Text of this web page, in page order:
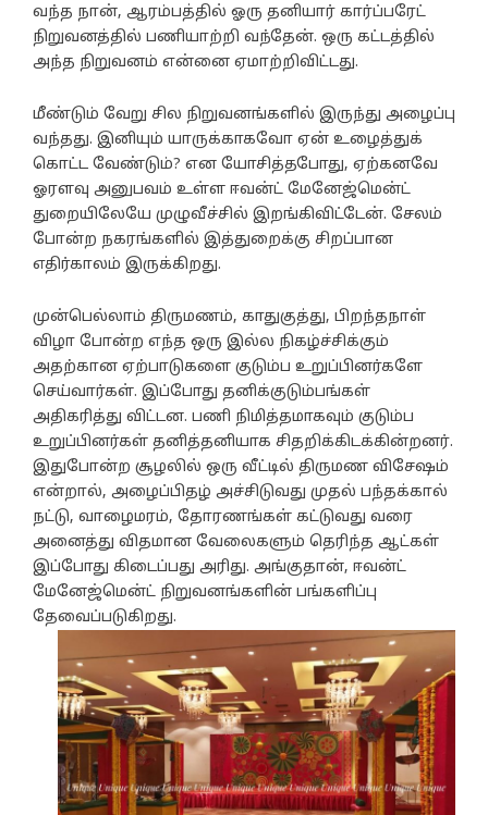
வந்த நான், ஆரம்பத்தில் ஓரு தனியார் கார்ப்பரேட்
நிறுவனத்தில் பணியாற்றி வந்தேன். ஒரு கட்டத்தில்
அந்த நிறுவனம் என்னை ஏமாற்றிவிட்டது.
மீண்டும் வேறு சில நிறுவனங்களில் இருந்து அழைப்பு
வந்தது. இனியும் யாருக்காகவோ ஏன் உழைத்துக்
கொட்ட வேண்டும்? என யோசித்தபோது, ஏற்கனவே
ஓரளவு அனுபவம் உள்ள ஈவன்ட் மேனேஜ்மென்ட்
துறையிலேயே முழுவீச்சில் இறங்கிவிட்டேன். சேலம்
போன்ற நகரங்களில் இத்துறைக்கு சிறப்பான
எதிர்காலம் இருக்கிறது.
முன்பெல்லாம் திருமணம், காதுகுத்து, பிறந்தநாள்
விழா போன்ற எந்த ஒரு இல்ல நிகழ்ச்சிக்கும்
அதற்கான ஏற்பாடுகளை குடும்ப உறுப்பினர்களே
செய்வார்கள். இப்போது தனிக்குடும்பங்கள்
அதிகரித்து விட்டன. பணி நிமித்தமாகவும் குடும்ப
உறுப்பினர்கள் தனித்தனியாக சிதறிக்கிடக்கின்றனர்.
இதுபோன்ற சூழலில் ஒரு வீட்டில் திருமண விசேஷம்
என்றால், அழைப்பிதழ் அச்சிடுவது முதல் பந்தக்கால்
நட்டு, வாழைமரம், தோரணங்கள் கட்டுவது வரை
அனைத்து விதமான வேலைகளும் தெரிந்த ஆட்கள்
இப்போது கிடைப்பது அரிது. அங்குதான், ஈவன்ட்
மேனேஜ்மென்ட் நிறுவனங்களின் பங்களிப்பு
தேவைப்படுகிறது.